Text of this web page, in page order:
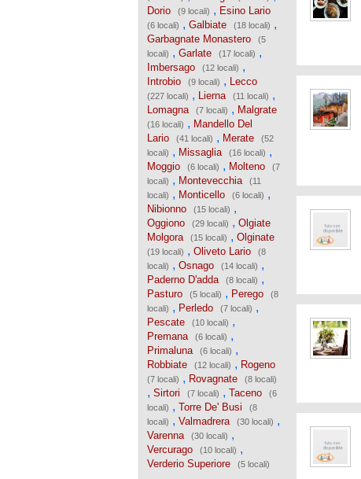
Dorio (9 locali) , Esino Lario
(6 locali) , Galbiate (18 locali) ,
Garbagnate Monastero
(5
locali) , Garlate (17 locali) ,
Imbersago (12 locali) ,
Introbio (9 locali) , Lecco
(227 locali) , Lierna (11 locali) ,
Lomagna (7 locali) , Malgrate
(16 locali) , Mandello Del
Lario
(41 locali) , Merate
(52
locali) , Missaglia (16 locali) ,
Moggio (6 locali) , Molteno
(7
locali) , Montevecchia
(11
locali) , Monticello (6 locali) ,
Nibionno (15 locali) ,
Oggiono (29 locali) , Olgiate
Molgora
(15 locali) , Olginate
(19 locali) , Oliveto Lario
(8
locali) , Osnago (14 locali) ,
Paderno D'adda (8 locali) ,
Pasturo (5 locali) , Perego
(8
locali) , Perledo (7 locali) ,
Pescate (10 locali) ,
Premana (6 locali) ,
Primaluna (6 locali) ,
Robbiate (12 locali) , Rogeno
(7 locali) , Rovagnate (8 locali)
, Sirtori (7 locali) , Taceno
(6
locali) , Torre De' Busi
(8
locali) , Valmadrera (30 locali) ,
Varenna (30 locali) ,
Vercurago (10 locali) ,
Verderio Superiore (5 locali)